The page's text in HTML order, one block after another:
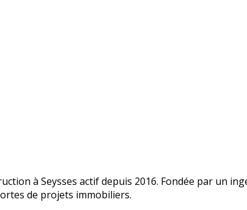
à Seysses actif depuis 2016. Fondée par un
de projets immobiliers.